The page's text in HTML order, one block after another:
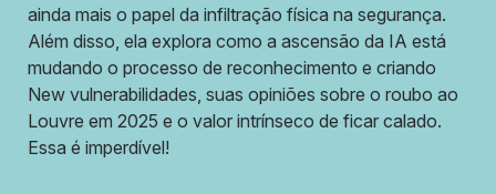
ainda mais o papel da infiltração física na segurança.
Além disso, ela explora como a ascensão da IA está
mudando o processo de reconhecimento e criando
New vulnerabilidades, suas opiniões sobre o roubo ao
Louvre em 2025 e o valor intrínseco de ficar calado.
Essa é imperdível!